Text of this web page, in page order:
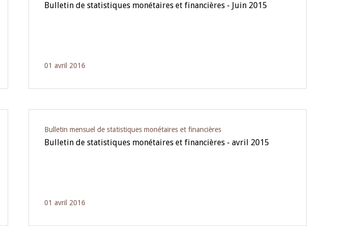
Bulletin de statistiques monétaires et financières - Juin 2015
01 avril 2016
Bulletin mensuel de statistiques monétaires et financières
Bulletin de statistiques monétaires et financières - avril 2015
01 avril 2016